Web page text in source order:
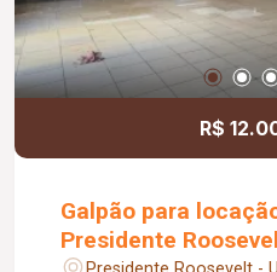
R$
Galpão para
Presidente